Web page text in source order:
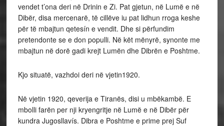
vendet t’ona deri në Drinin e Zi. Pat gjetun, në Lumë e në
Dibër, disa mercenarë, të cillëve iu pat lidhun rroga keshe
për të mbajtun qetesín e vendit. Dhe si përfundim
pretendonte se e don populli. Në kët mënyrë, synonte me
mbajtun në dorë gadi krejt Lumën dhe Dibrën e Poshtme.
Kjo situatë, vazhdoi deri në vjetin1920.
Në vjetin 1920, qeverija e Tiranës, disi u mbëkambë. E
mbolli farën per nji kryengritje në Lumë e në Dibër për
kundra Jugosllavís. Dibra e Poshtme e prime prej Suf